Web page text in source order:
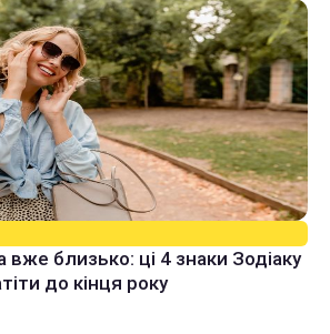
вже близько: ці 4 знаки Зодіаку
до кінця року